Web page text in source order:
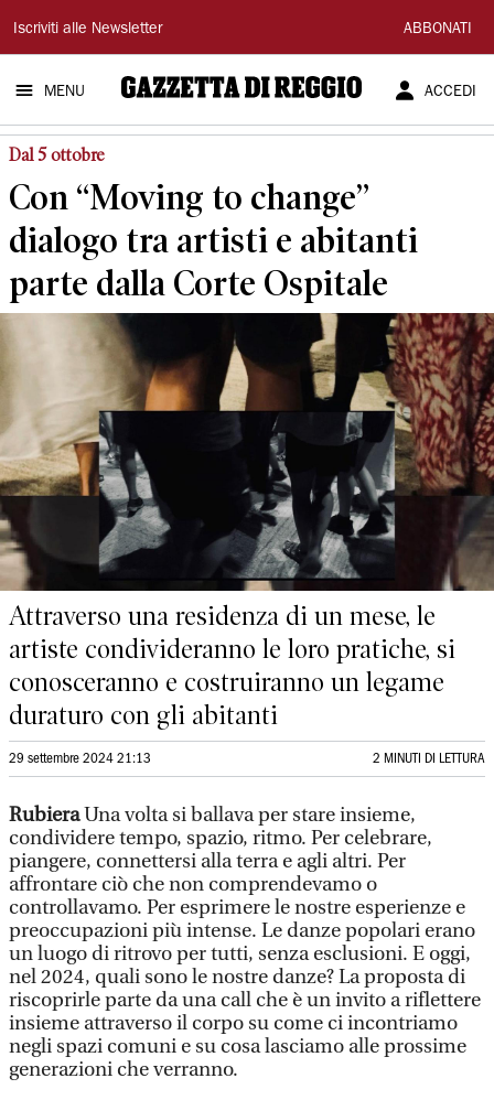
Gazzetta
di
Reggio
Iscriviti alle Newsletter ABBONATI
MENU ACCEDI
Dal 5 ottobre
Con “Moving to change”
dialogo tra artisti e abitanti
parte dalla Corte Ospitale
Attraverso una residenza di un mese, le
artiste condivideranno le loro pratiche, si
conosceranno e costruiranno un legame
duraturo con gli abitanti
29 settembre 2024 21:13 2 MINUTI DI LETTURA
RubieraUna volta si ballava per stare insieme,
condividere tempo, spazio, ritmo. Per celebrare,
piangere, connettersi alla terra e agli altri. Per
affrontare ciò che non comprendevamo o
controllavamo. Per esprimere le nostre esperienze e
preoccupazioni più intense. Le danze popolari erano
un luogo di ritrovo per tutti, senza esclusioni. E oggi,
nel 2024, quali sono le nostre danze? La proposta di
riscoprirle parte da una call che è un invito a riflettere
insieme attraverso il corpo su come ci incontriamo
negli spazi comuni e su cosa lasciamo alle prossime
generazioni che verranno.